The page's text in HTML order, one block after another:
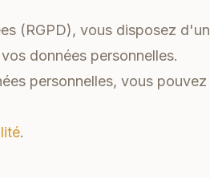
(RGPD), vous disposez d'un
données personnelles.
personnelles, vous pouvez
.